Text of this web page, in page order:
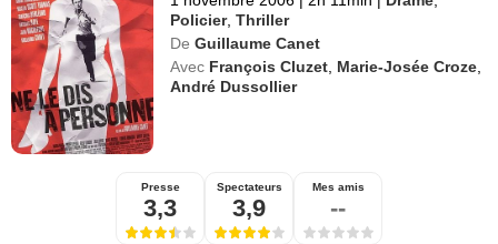
Policier,Thriller
De Guillaume Canet
Avec François Cluzet Marie-Josée Croze
André Dussollier
Presse
3,3
Spectateurs
3,9
Mes amis
--